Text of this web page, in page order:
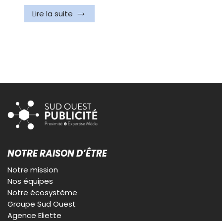
Lire la suite
NOTRE RAISON D’ÊTRE
Notre mission
Nos équipes
Notre écosystème
Groupe Sud Ouest
Agence Eliette